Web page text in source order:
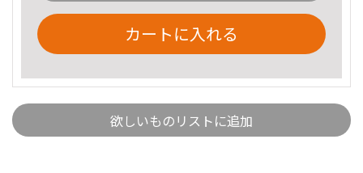
カートに入れる
欲しいものリストに追加